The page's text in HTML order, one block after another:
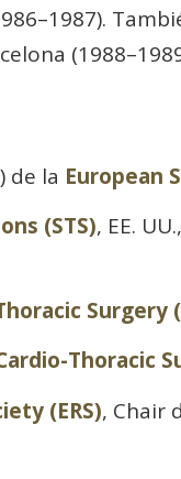
de la European
(STS), EE.
Surgery
Thoracic
(ERS), Chair